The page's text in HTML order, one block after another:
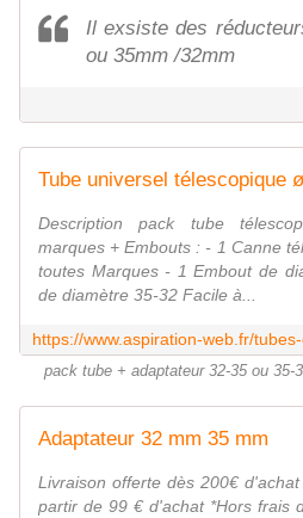
Il exsiste des
ou 35mm /32mm
Tube universel télescopique
Description pack tube
marques + Embouts : - 1 Canne
toutes Marques - 1 Embout de
de diamètre 35-32 Facile à...
pack tube + adaptateur 32-35 ou 35-
Adaptateur 32 mm 35 mm
Livraison offerte dès 200€
partir de 99 € d'achat *Hors frais